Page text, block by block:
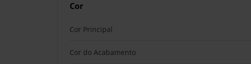
Cor
Cor Principal
Cor do Acabamento